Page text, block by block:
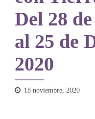
Del 28
al 25 de
2020
18 noviembre, 2020